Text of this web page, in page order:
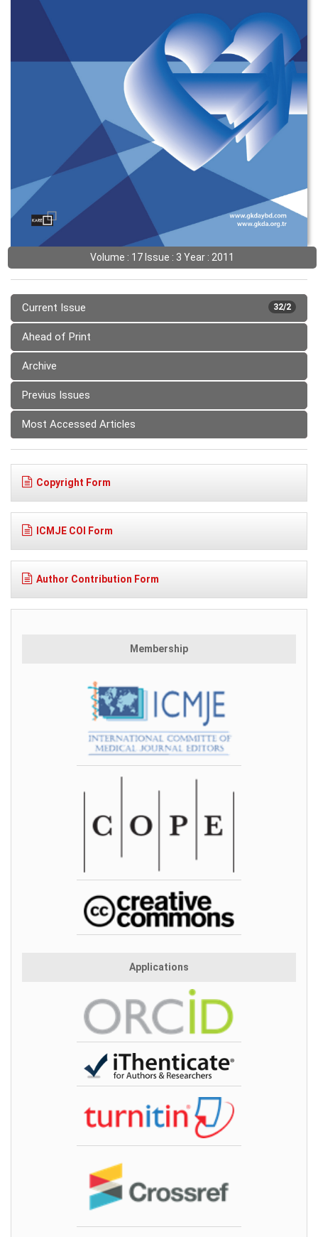
Volume : 17 Issue : 3 Year : 2011
32/2
Current Issue
Ahead of Print
Archive
Previus Issues
Most Accessed Articles
Copyright Form
ICMJE COI Form
Author Contribution Form
Membership
Applications